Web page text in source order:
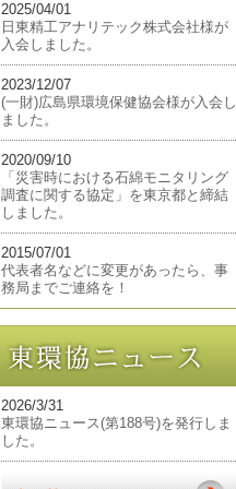
2025/04/01
日東精工アナリテック株式会社様が
入会しました。
2023/12/07
(一財)広島県環境保健協会様が入会し
ました。
2020/09/10
「災害時における石綿モニタリング
調査に関する協定」を東京都と締結
しました。
2015/07/01
代表者名などに変更があったら、事
務局までご連絡を！
2026/3/31
東環協ニュース(第188号)を発行しま
した。